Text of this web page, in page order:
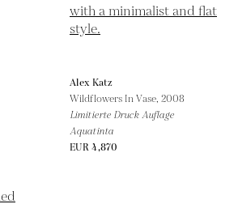
Alex Katz
Wildflowers In Vase,2008
Limitierte Druck Auflage
Aquatinta
EUR 4,870